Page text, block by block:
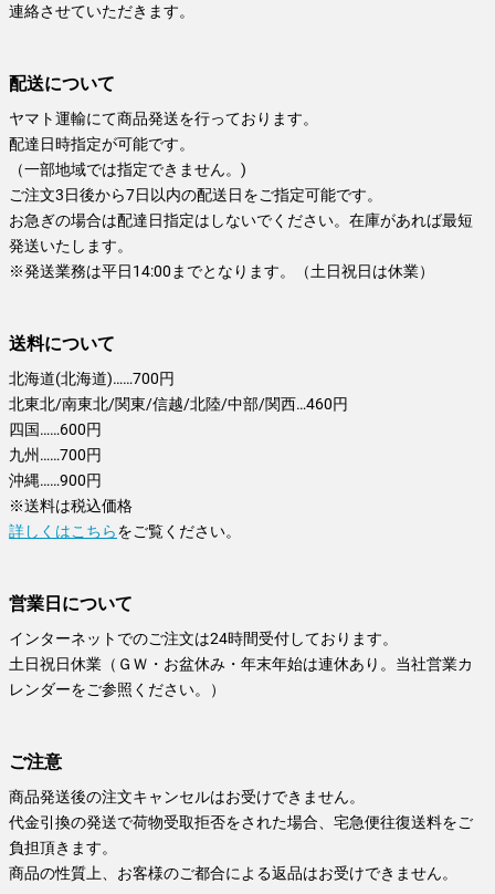
連絡させていただきます。
配送について
ヤマト運輸にて商品発送を行っております。
配達日時指定が可能です。
（一部地域では指定できません。)
ご注文3日後から7日以内の配送日をご指定可能です。
お急ぎの場合は配達日指定はしないでください。在庫があれば最短
発送いたします。
※発送業務は平日14:00までとなります。（土日祝日は休業）
送料について
北海道(北海道)……700円
北東北/南東北/関東/信越/北陸/中部/関西…460円
四国……600円
九州……700円
沖縄……900円
※送料は税込価格
詳しくはこちらをご覧ください。
営業日について
インターネットでのご注文は24時間受付しております。
土日祝日休業（ＧＷ・お盆休み・年末年始は連休あり。当社営業カ
レンダーをご参照ください。）
ご注意
商品発送後の注文キャンセルはお受けできません。
代金引換の発送で荷物受取拒否をされた場合、宅急便往復送料をご
負担頂きます。
商品の性質上、お客様のご都合による返品はお受けできません。